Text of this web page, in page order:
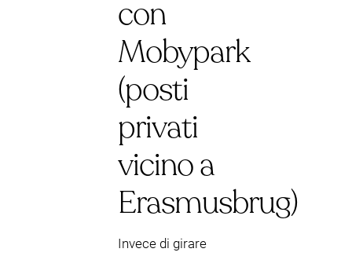
con
Mobypark
(posti
privati
vicino a
Erasmusbrug)
Invece di girare